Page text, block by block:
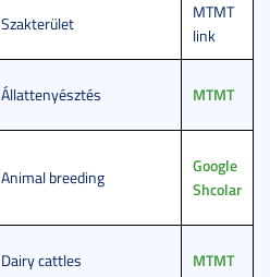
Szakterület
MTMT
link
Állattenyésztés MTMT
Animal breeding
Google
Shcolar
Dairy cattles MTMT